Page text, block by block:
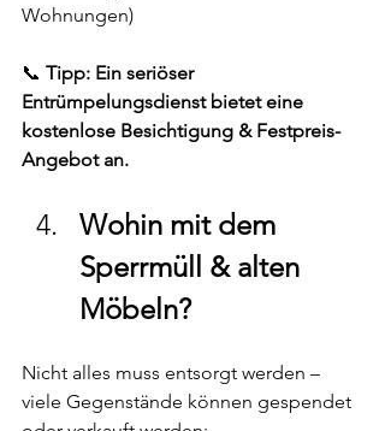
Wohnungen)
📞 Tipp: Ein seriöser
Entrümpelungsdienst bietet eine
kostenlose Besichtigung & Festpreis-
Angebot an.
Wohin mit dem
Sperrmüll & alten
Möbeln?
Nicht alles muss entsorgt werden –
viele Gegenstände können gespendet